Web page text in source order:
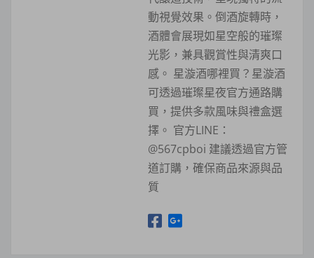
動視覺效果。倒酒旋轉時，
酒體會展現如星空般的璀璨
光影，兼具觀賞性與清爽口
感。 星漩酒哪裡買？星漩酒
可透過璀璨星夜官方通路購
買，提供多款風味與禮盒選
擇。 官方LINE：
@567cpboi 建議透過官方管
道訂購，確保商品來源與品
質